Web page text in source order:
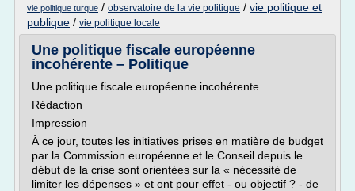
vie politique turque / observatoire de la vie politique / vie politique et
publique / vie politique locale
Une politique fiscale européenne
incohérente – Politique
Une politique fiscale européenne incohérente
Rédaction
Impression
À ce jour, toutes les initiatives prises en matière de budget
par la Commission européenne et le Conseil depuis le
début de la crise sont orientées sur la « nécessité de
limiter les dépenses » et ont pour effet - ou objectif ? - de